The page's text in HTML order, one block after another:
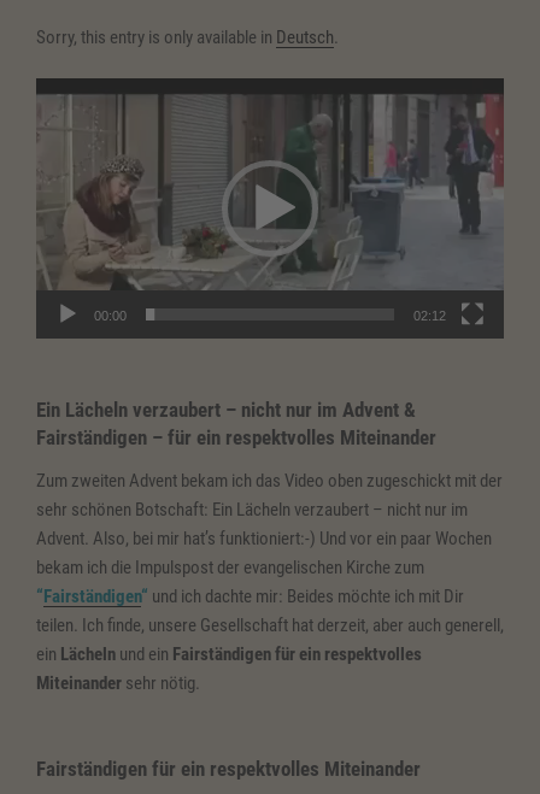
Sorry, this entry is only available in Deutsch.
Video
Player
00:00 02:12
Ein Lächeln verzaubert – nicht nur im Advent &
Fairständigen – für ein respektvolles Miteinander
Zum zweiten Advent bekam ich das Video oben zugeschickt mit der
sehr schönen Botschaft: Ein Lächeln verzaubert – nicht nur im
Advent. Also, bei mir hat’s funktioniert:-) Und vor ein paar Wochen
bekam ich die Impulspost der evangelischen Kirche zum
“Fairständigen“ und ich dachte mir: Beides möchte ich mit Dir
teilen. Ich finde, unsere Gesellschaft hat derzeit, aber auch generell,
ein Lächeln und ein Fairständigen für ein respektvolles
Miteinander sehr nötig.
Fairständigen für ein respektvolles Miteinander